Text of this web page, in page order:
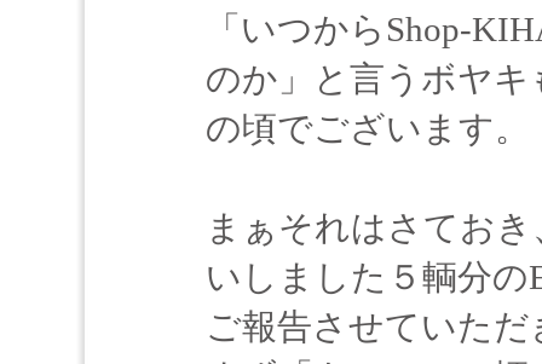
「いつからShop-
のか」と言うボヤ
の頃でございます。
まぁそれはさてお
いしました５輌分
ご報告させていただ